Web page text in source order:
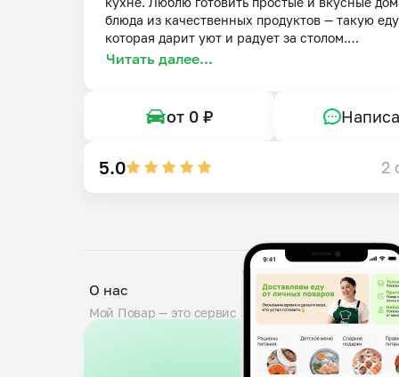
блюда из качественных продуктов — такую
которая дарит уют и радует за столом.
приготовлю всё в лучшем виде.
Читать далее...
от 0 ₽
5.0 2
О нас
Мой Повар — это сервис заказа блюд от личных
знакомим поваров с требованиями пищевой
0,5 кг. Вы можете оставить комментарий к